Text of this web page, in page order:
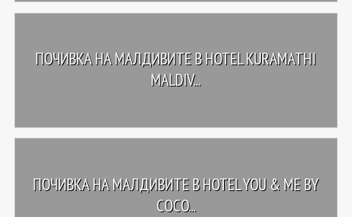
ПОЧИВКА НА МАЛДИВИТЕ В HOTEL KURAMATHI
MALDIV...
ПОЧИВКА НА МАЛДИВИТЕ В HOTEL YOU & ME BY
COCO...